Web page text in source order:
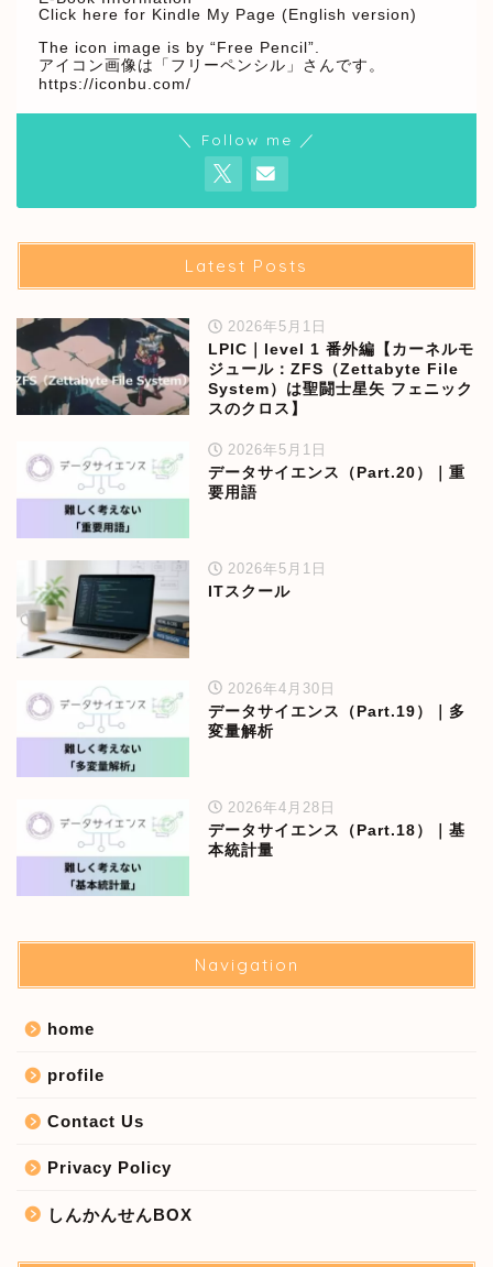
Click here for Kindle My Page (English version)
The icon image is by “Free Pencil”.
アイコン画像は「フリーペンシル」さんです。
https://iconbu.com/
＼ Follow me ／
Latest Posts
2026年5月1日
LPIC｜level 1 番外編【カーネルモ
ジュール：ZFS（Zettabyte File
System）は聖闘士星矢 フェニック
スのクロス】
2026年5月1日
データサイエンス（Part.20）｜重
要用語
2026年5月1日
ITスクール
2026年4月30日
データサイエンス（Part.19）｜多
変量解析
2026年4月28日
データサイエンス（Part.18）｜基
本統計量
Navigation
home
profile
Contact Us
Privacy Policy
しんかんせんBOX